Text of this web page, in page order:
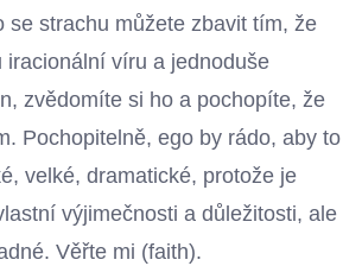
se strachu můžete zbavit tím, že
iracionální víru a jednoduše
zvědomíte si ho a pochopíte, že
Pochopitelně, ego by rádo, aby to
velké, dramatické, protože je
výjimečnosti a důležitosti, ale
Věřte mi (faith).